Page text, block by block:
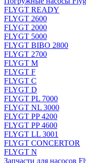
FLYGT READY
FLYGT 2600
FLYGT 2000
FLYGT 5000
FLYGT BIBO 2800
FLYGT 2700
FLYGT M
FLYGT F
FLYGT C
FLYGT D
FLYGT PL 7000
FLYGT NL 3000
FLYGT PP 4200
FLYGT PP 4600
FLYGT LL 3001
FLYGT CONCERTOR
FLYGT N
Запчасти для насосов